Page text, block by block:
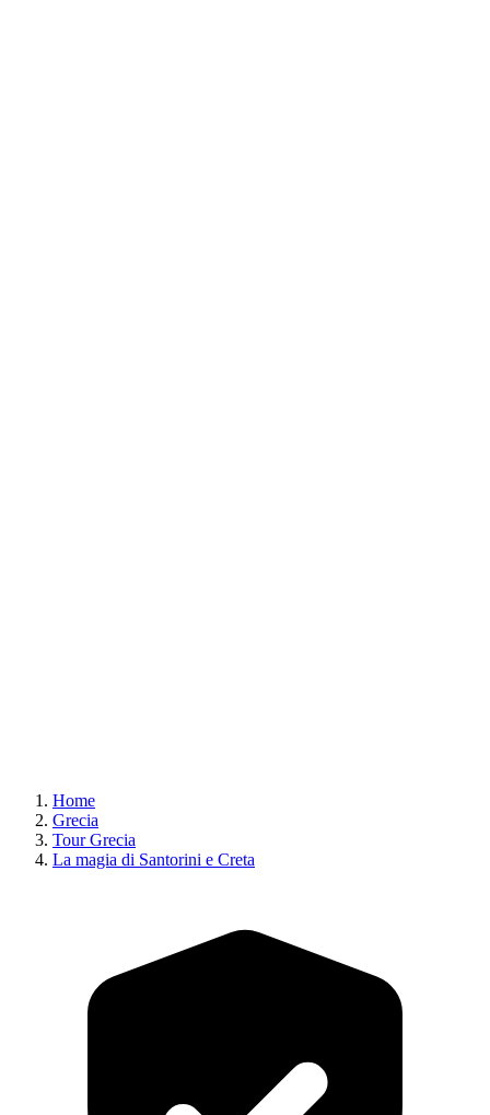
Home
Grecia
Tour Grecia
La magia di Santorini e Creta